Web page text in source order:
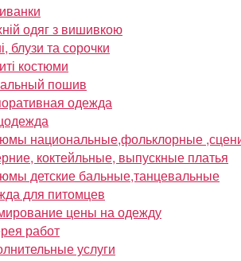
одяг з вишивкою
блузи та сорочки
костюми
пошив
одежда
национальные,фольклорные
коктейльные, выпускные платья
детские бальные,танцевальные
для питомцев
цены на одежду
работ
услуги